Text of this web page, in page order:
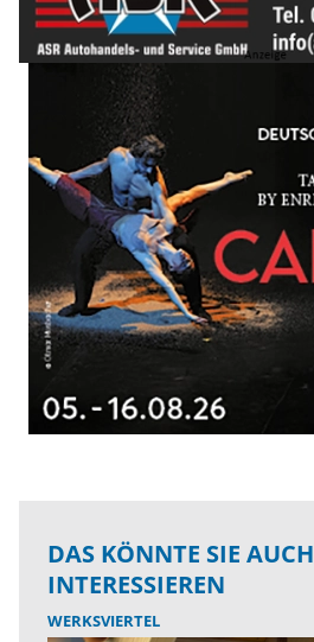
DAS KÖNNTE SIE AUCH
INTERESSIEREN
WERKSVIERTEL